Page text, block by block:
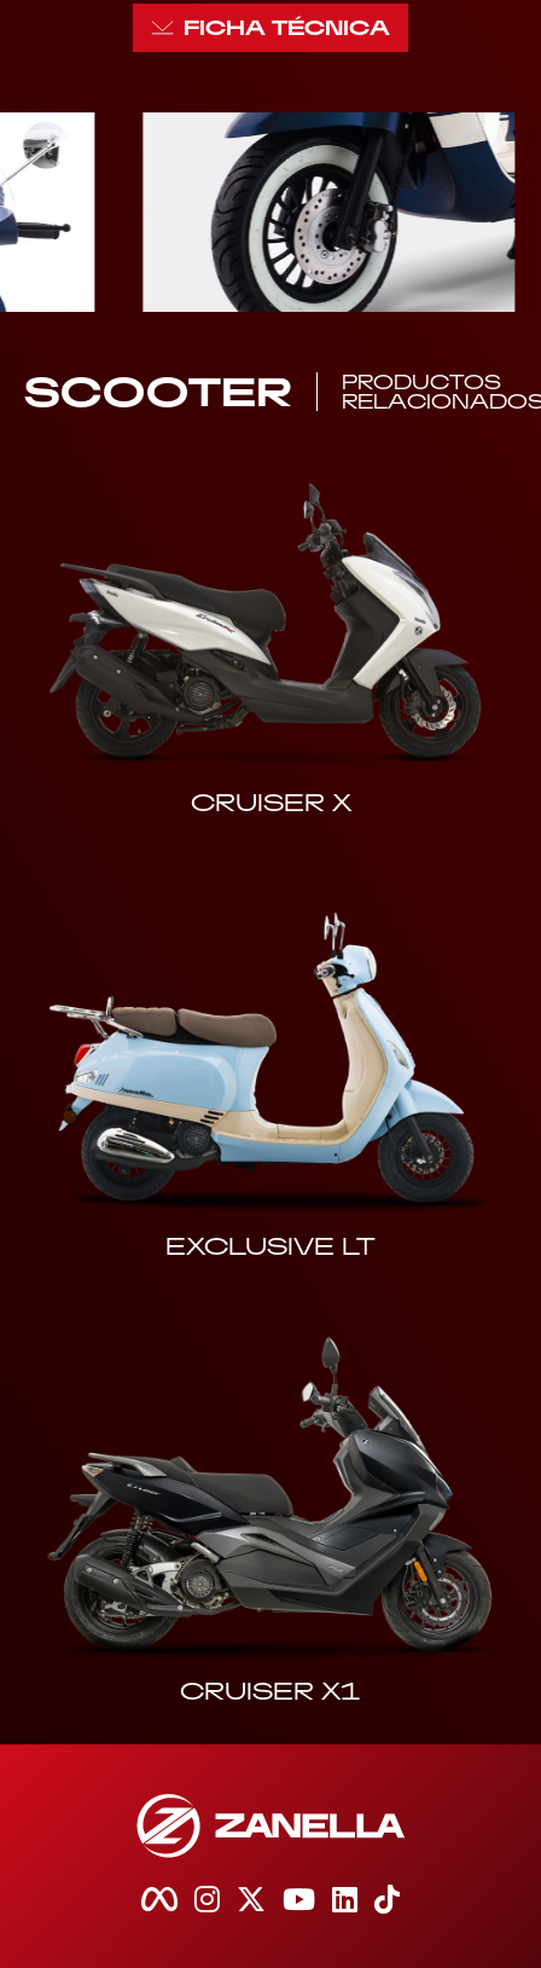
FICHA TÉCNICA
SCOOTER
PRODUCTOS
CRUISER X
EXCLUSIVE LT
CRUISER X1